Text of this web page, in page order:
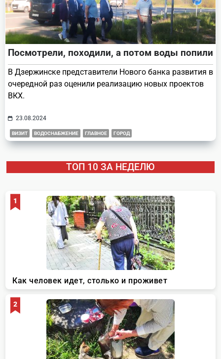
Посмотрели, походили, а потом воды попили
В Дзержинске представители Нового банка развития в
очередной раз оценили реализацию новых проектов
ВКХ.
23.08.2024
ВИЗИТ ВОДОСНАБЖЕНИЕ ГЛАВНОЕ ГОРОД
ТОП 10 ЗА НЕДЕЛЮ